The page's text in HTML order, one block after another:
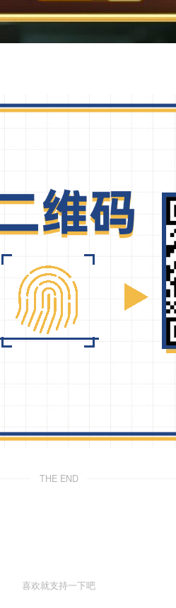
THE END
喜欢就支持一下吧